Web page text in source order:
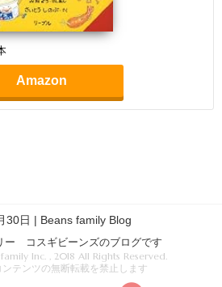
Amazon
30日 | Beans family Blog
ー コスギビーンズのブログです
Inc. , 2018 All Rights Reserved.
テンツの無断転載を禁止します